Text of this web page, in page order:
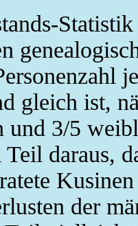
gleich ist,
und 3/5
Teil daraus,
der